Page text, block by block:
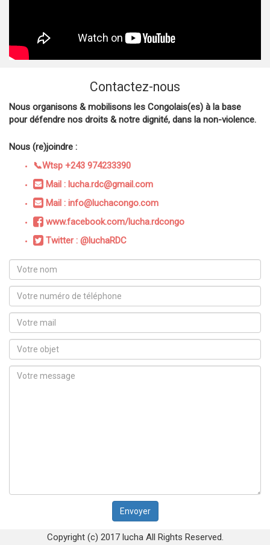
Contactez-nous
Nous organisons & mobilisons les Congolais(es) à la base
pour défendre nos droits & notre dignité, dans la non-violence.
Nous (re)joindre :
📞Wtsp +243 974233390
Mail : lucha.rdc@gmail.com
Mail : info@luchacongo.com
www.facebook.com/lucha.rdcongo
Twitter : @luchaRDC
Copyright (c) 2017 lucha All Rights Reserved.